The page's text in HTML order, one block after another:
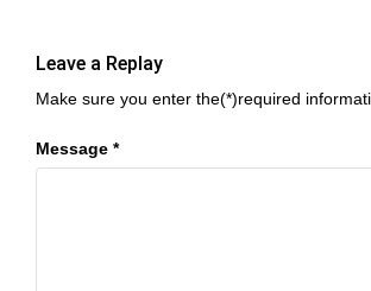
Leave a Replay
Make sure you enter the(*)required
Message *